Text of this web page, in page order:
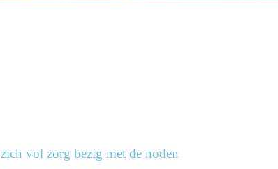
vol zorg bezig met de noden